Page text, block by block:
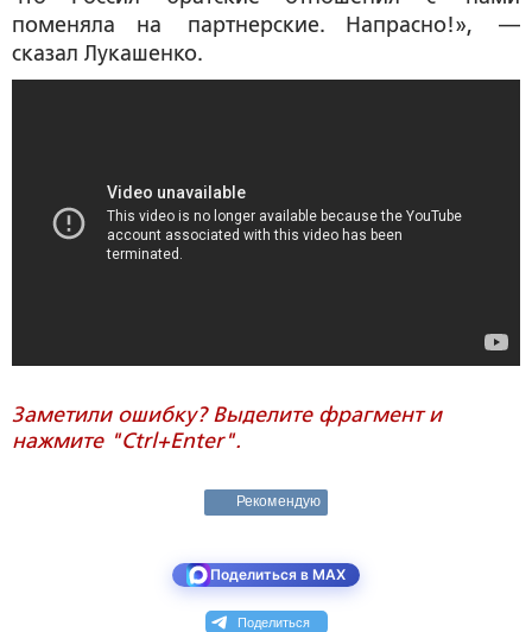
поменяла на партнерские. Напрасно!», —
сказал Лукашенко.
Заметили ошибку? Выделите фрагмент и
нажмите "Ctrl+Enter".
Рекомендую
Поделиться в MAX
Поделиться